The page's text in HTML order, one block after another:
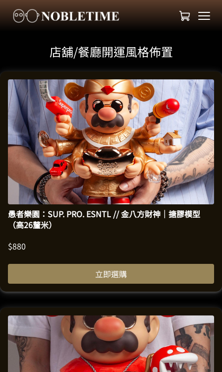
店舖/餐廳開運風格佈置
愚者樂園：SUP. PRO. ESNTL // 金八方財神｜搪膠模型
（高26釐米）
$880
立即選購